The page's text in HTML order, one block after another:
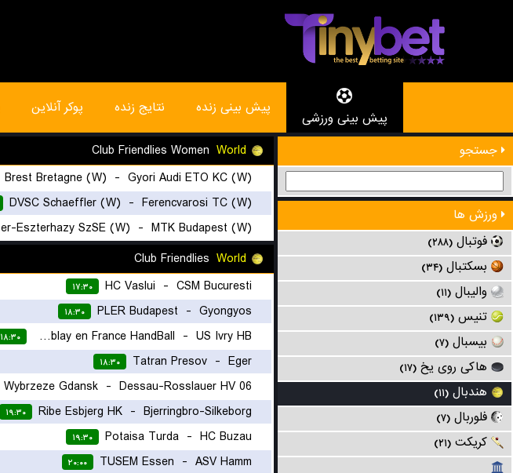
پیش بینی ورزشی
پیش بینی زنده نتایج زنده پوکر آنلاین
جستجو
ورزش ها
فوتبال (۲۸۸)
بسکتبال (۳۴)
والیبال (۱۱)
تنیس (۱۳۹)
بیسبال (۷)
هاکی روی یخ (۱۷)
هندبال (۱۱)
فلوربال (۷)
کریکت (۲۱)
World
Gyori Audi ETO KC (W)
-
Brest Bretagne (W)
Ferencvarosi TC (W)
-
DVSC Schaeffler (W)
MTK Budapest (W)
-
World
CSM Bucuresti
-
HC Vaslui ۱۷:۳۰
Gyongyos
-
PLER Budapest ۱۸:۳۰
US Ivry HB
-
Tremblay en France HandBall ۱۸:۳۰
Eger
-
Tatran Presov ۱۸:۳۰
Dessau-Rosslauer HV 06
-
Wybrzeze Gdansk
Bjerringbro-Silkeborg
-
Ribe Esbjerg HK ۱۹:۳۰
HC Buzau
-
Potaisa Turda ۱۹:۳۰
ASV Hamm
-
TUSEM Essen ۲۰:۰۰